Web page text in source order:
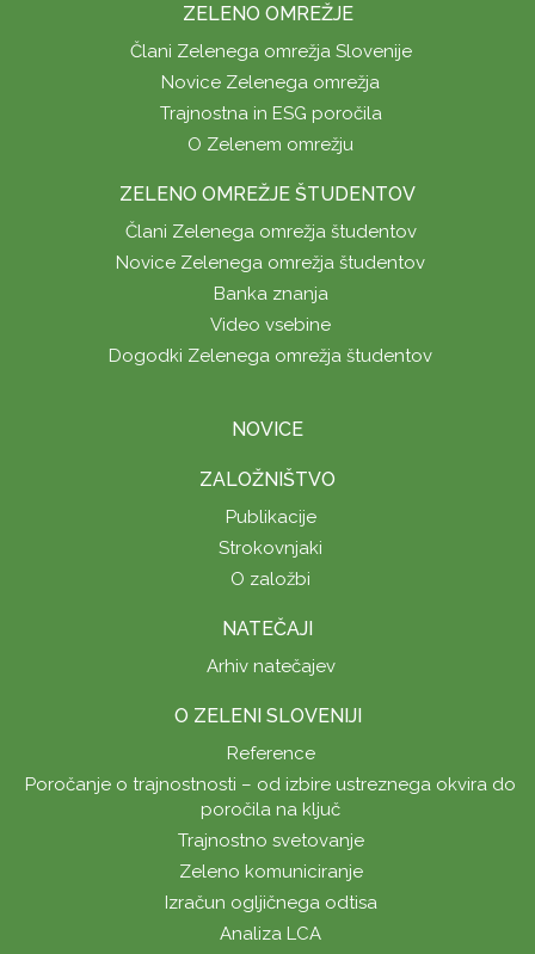
ZELENO OMREŽJE
Člani Zelenega omrežja Slovenije
Novice Zelenega omrežja
Trajnostna in ESG poročila
O Zelenem omrežju
ZELENO OMREŽJE ŠTUDENTOV
Člani Zelenega omrežja študentov
Novice Zelenega omrežja študentov
Banka znanja
Video vsebine
Dogodki Zelenega omrežja študentov
NOVICE
ZALOŽNIŠTVO
Publikacije
Strokovnjaki
O založbi
NATEČAJI
Arhiv natečajev
O ZELENI SLOVENIJI
Reference
Poročanje o trajnostnosti – od izbire ustreznega okvira do
poročila na ključ
Trajnostno svetovanje
Zeleno komuniciranje
Izračun ogljičnega odtisa
Analiza LCA